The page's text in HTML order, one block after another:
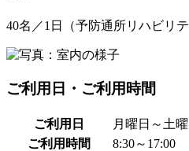
40名 ／1日（予防通所リハビリ
ご利用日・ご利用時間
ご利用日
月曜日～土
ご利用時間
8:30～17:00